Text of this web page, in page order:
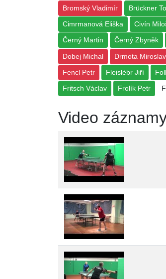
Bromský Vladimír Brückner
Cimrmanová Eliška Civín
Černý Martin Černý Zbyněk
Dobej Michal Drmota Miroslav
Fencl Petr Fleislébr Jiří
Fritsch Václav Frolík Petr
Video